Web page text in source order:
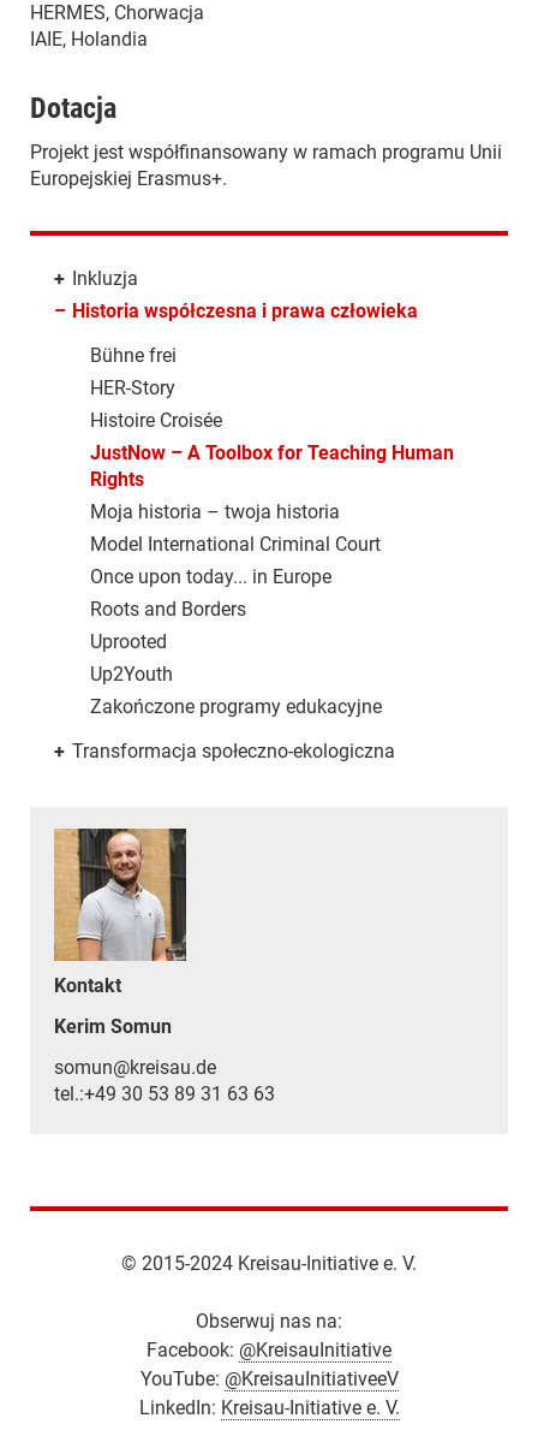
HERMES, Chorwacja
IAIE, Holandia
Dotacja
Projekt jest współfinansowany w ramach programu Unii
Europejskiej Erasmus+.
+ Inkluzja
– Historia współczesna i prawa człowieka
Bühne frei
HER-Story
Histoire Croisée
JustNow – A Toolbox for Teaching Human
Rights
Moja historia – twoja historia
Model International Criminal Court
Once upon today... in Europe
Roots and Borders
Uprooted
Up2Youth
Zakończone programy edukacyjne
+ Transformacja społeczno-ekologiczna
Kontakt
Kerim Somun
somun@kreisau.de
tel.:+49 30 53 89 31 63 63
© 2015-2024 Kreisau-Initiative e. V.
Obserwuj nas na:
Facebook: @KreisauInitiative
YouTube: @KreisauInitiativeeV
LinkedIn: Kreisau-Initiative e. V.